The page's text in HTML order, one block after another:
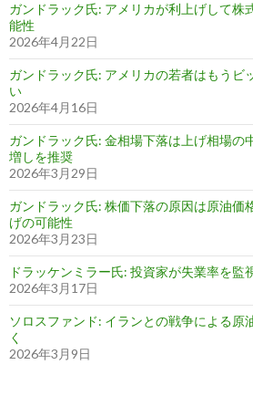
ガンドラック氏: アメリカが利上げして株
能性
2026年4月22日
ガンドラック氏: アメリカの若者はもうビ
い
2026年4月16日
ガンドラック氏: 金相場下落は上げ相場の
増しを推奨
2026年3月29日
ガンドラック氏: 株価下落の原因は原油価
げの可能性
2026年3月23日
ドラッケンミラー氏: 投資家が失業率を監
2026年3月17日
ソロスファンド: イランとの戦争による原
く
2026年3月9日